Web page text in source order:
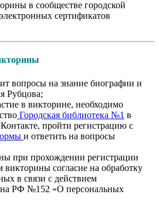
в сообществе городской
сертификатов
вопросы на знание биографии и
Рубцова;
в викторине, необходимо
Городская библиотека №1 в
пройти регистрацию с
и ответить на вопросы
при прохождении регистрации
викторины согласие на обработку
в связи с действием
РФ №152 «О персональных